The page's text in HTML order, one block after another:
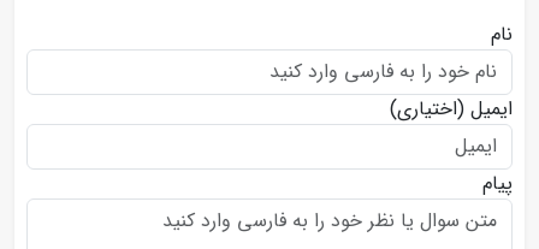
نام
ایمیل (اختیاری)
پیام